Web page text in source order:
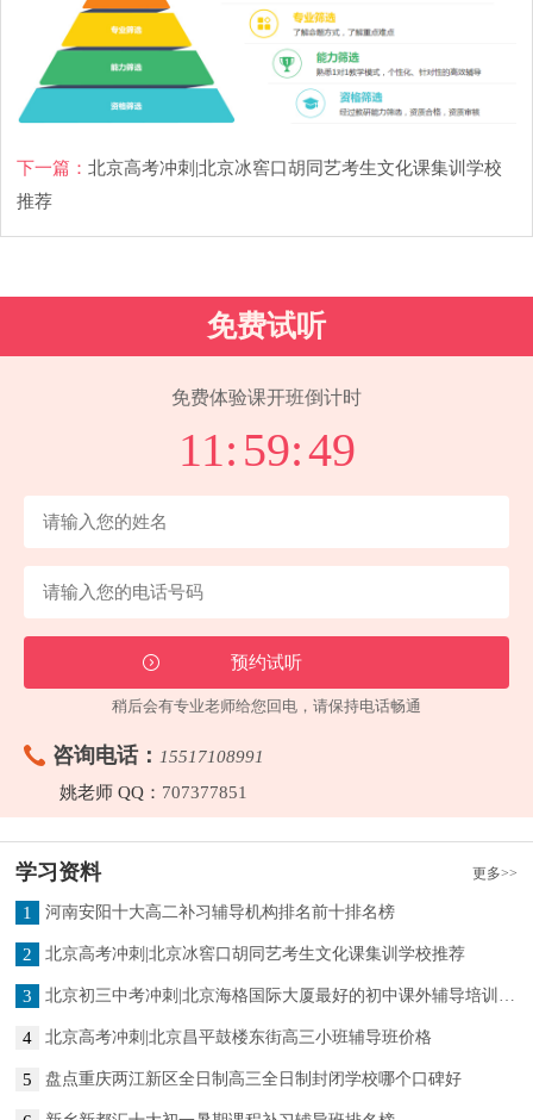
下一篇：北京高考冲刺|北京冰窖口胡同艺考生文化课集训学校
推荐
免费试听
免费体验课开班倒计时
11: 59:48
稍后会有专业老师给您回电，请保持电话畅通
咨询电话： 15517108991
姚老师 QQ： 707377851
更多>>
学习资料
1 河南安阳十大高二补习辅导机构排名前十排名榜
2 北京高考冲刺|北京冰窖口胡同艺考生文化课集训学校推荐
3 北京初三中考冲刺|北京海格国际大厦最好的初中课外辅导培训班哪家好
4 北京高考冲刺|北京昌平鼓楼东街高三小班辅导班价格
5 盘点重庆两江新区全日制高三全日制封闭学校哪个口碑好